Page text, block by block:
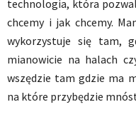
technologia, która
chcemy i jak chcemy.
wykorzystuje się tam,
mianowicie na halach
wszędzie tam gdzie ma
na które przybędzie